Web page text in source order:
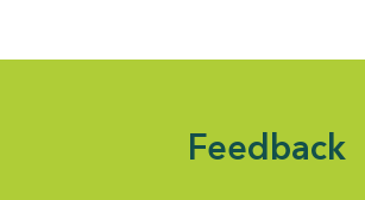
Feedback